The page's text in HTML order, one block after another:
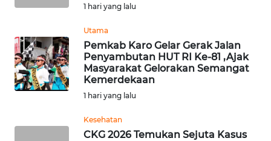
1 hari yang lalu
Utama
Pemkab Karo Gelar Gerak Jalan
Penyambutan HUT RI Ke-81 ,Ajak
Masyarakat Gelorakan Semangat
Kemerdekaan
1 hari yang lalu
Kesehatan
CKG 2026 Temukan Sejuta Kasus
SULTENG
WN
SULBAR
WN
WN